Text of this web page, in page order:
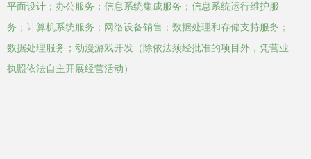
平面设计；办公服务；信息系统集成服务；信息系统运行维护服
务；计算机系统服务；网络设备销售；数据处理和存储支持服务；
数据处理服务；动漫游戏开发（除依法须经批准的项目外，凭营业
执照依法自主开展经营活动）